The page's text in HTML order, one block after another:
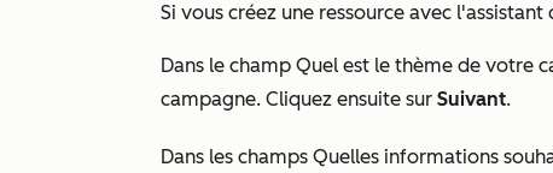
Si vous créez une ressource avec
Dans le champ Quel est le thème de votre
campagne. Cliquez ensuite sur Suivant.
Dans les champs Quelles informations